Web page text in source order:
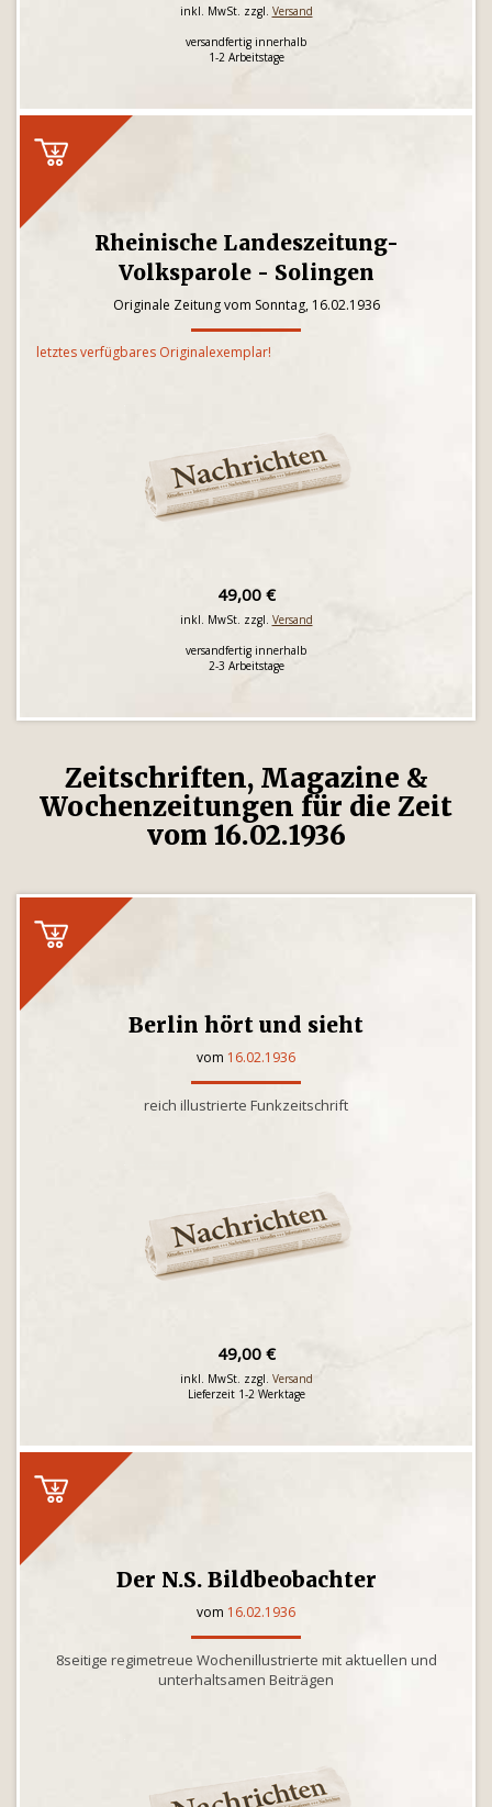
inkl. MwSt. zzgl. Versand
versandfertig innerhalb
1-2 Arbeitstage
Rheinische Landeszeitung-
Volksparole - Solingen
Originale Zeitung vom Sonntag, 16.02.1936
letztes verfügbares Originalexemplar!
49,00 €
inkl. MwSt. zzgl. Versand
versandfertig innerhalb
2-3 Arbeitstage
Zeitschriften, Magazine &
Wochenzeitungen für die Zeit
vom 16.02.1936
Berlin hört und sieht
vom 16.02.1936
reich illustrierte Funkzeitschrift
49,00 €
inkl. MwSt. zzgl. Versand
Lieferzeit 1-2 Werktage
Der N.S. Bildbeobachter
vom 16.02.1936
8seitige regimetreue Wochenillustrierte mit aktuellen und
unterhaltsamen Beiträgen